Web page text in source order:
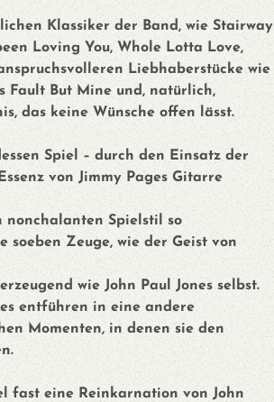
Klassiker der Band, wie Stairway
Loving You, Whole Lotta Love,
Liebhaberstücke wie
Fault But Mine und, natürlich,
das keine Wünsche offen lässt.
Spiel – durch den Einsatz der
von Jimmy Pages Gitarre
nonchalanten Spielstil so
soeben Zeuge, wie der Geist von
wie John Paul Jones selbst.
entführen in eine andere
Momenten, in denen sie den
fast eine Reinkarnation von John